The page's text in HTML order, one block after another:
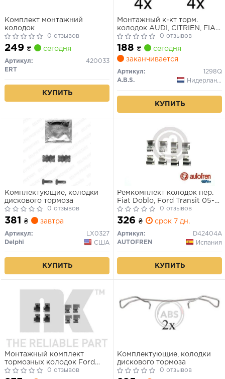
Комплект монтажний
колодок
0 отзывов
249 ₴ сегодня
Артикул:
420033
ERT
КУПИТЬ
Монтажный к-кт торм.
колодок AUDI, CITRIEN, FIAT,
OPEL, PEUGEOT, SKODA,
TOYOTA (пр-во ABS)
0 отзывов
188 ₴
сегодня
заканчивается
Артикул:
1298Q
A.B.S.
Нидерланды
КУПИТЬ
Комплектующие, колодки
дискового тормоза
0 отзывов
381 ₴ завтра
Артикул:
LX0327
Delphi
США
КУПИТЬ
Ремкомплект колодок пер.
Fiat Doblo, Ford Transit 05->,
зад. VW Caddy 10->
(AUTOFREN)
0 отзывов
326 ₴ срок 7 дн.
Артикул:
D42404A
AUTOFREN
Испания
КУПИТЬ
Монтажный комплект
тормозных колодок Ford
Honda GM PSA Toyota VAG
0 отзывов
Комплектующие, колодки
дискового тормоза
0 отзывов